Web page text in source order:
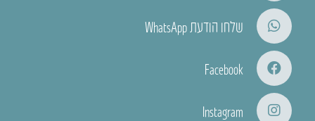
שלחו הודעת WhatsApp
Facebook
Instagram